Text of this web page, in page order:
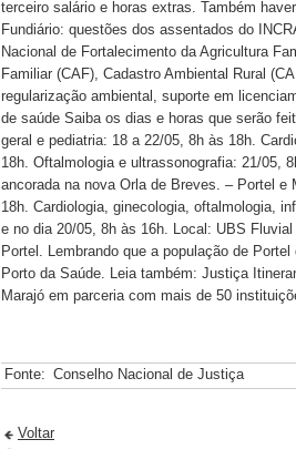
terceiro salário e horas extras. Também
Fundiário: questões dos assentados do
Nacional de Fortalecimento da Agricultura
Familiar (CAF), Cadastro Ambiental Rural
regularização ambiental, suporte em
de saúde Saiba os dias e horas que serão
geral e pediatria: 18 a 22/05, 8h às 18h.
18h. Oftalmologia e ultrassonografia: 21/05,
ancorada na nova Orla de Breves. – Portel
18h. Cardiologia, ginecologia, oftalmologia,
e no dia 20/05, 8h às 16h. Local: UBS
Portel. Lembrando que a população de
Porto da Saúde. Leia também: Justiça
Marajó em parceria com mais de 50
Fonte: Conselho Nacional de Justiça
Voltar